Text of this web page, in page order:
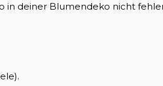
in deiner Blumendeko nicht